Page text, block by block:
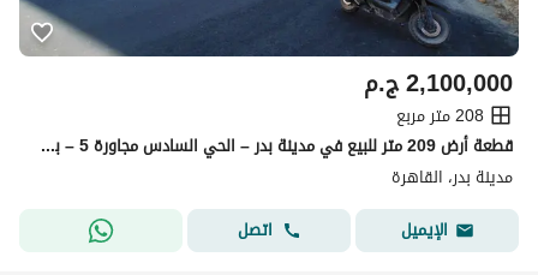
ج.م2,100,000
208 متر مربع
قطعة أرض 209 متر للبيع في مدينة بدر – الحي السادس مجاورة 5 – بحري – تاني نمرة من الخدمات والرئيسي – رخصة وتصريح حفر جاهزين
مدينة بدر، القاهرة
الإيميل
اتصل